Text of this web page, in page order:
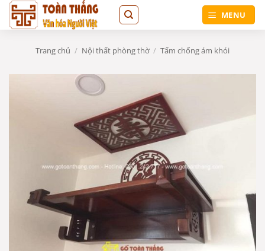
Bỏ
qua
MENU
Trang chủ / Nội thất phòng thờ / Tấm chống ám khói